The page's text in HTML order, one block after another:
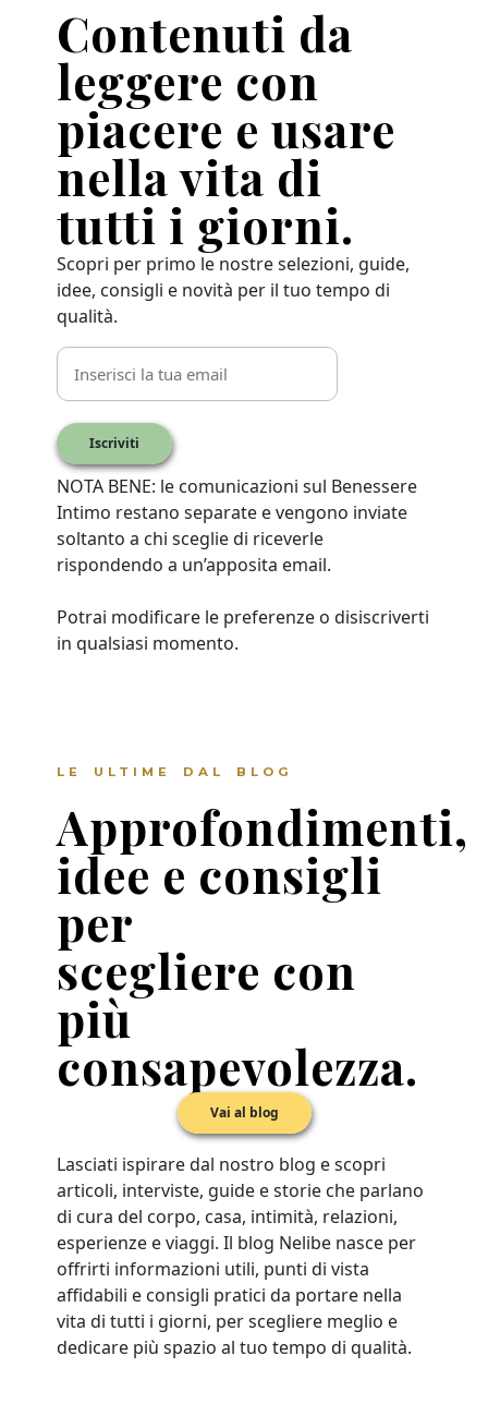
Contenuti da
leggere con
piacere e usare
nella vita di
tutti i giorni.
Scopri per primo le nostre selezioni, guide,
idee, consigli e novità per il tuo tempo di
qualità.
Iscriviti
NOTA BENE: le comunicazioni sul Benessere
Intimo restano separate e vengono inviate
soltanto a chi sceglie di riceverle
rispondendo a un’apposita email.
Potrai modificare le preferenze o disiscriverti
in qualsiasi momento.
LE ULTIME DAL BLOG
Approfondimenti,
idee e consigli
per
scegliere con
più
consapevolezza.
Vai al blog
Lasciati ispirare dal nostro blog e scopri
articoli, interviste, guide e storie che parlano
di cura del corpo, casa, intimità, relazioni,
esperienze e viaggi. Il blog Nelibe nasce per
offrirti informazioni utili, punti di vista
affidabili e consigli pratici da portare nella
vita di tutti i giorni, per scegliere meglio e
dedicare più spazio al tuo tempo di qualità.